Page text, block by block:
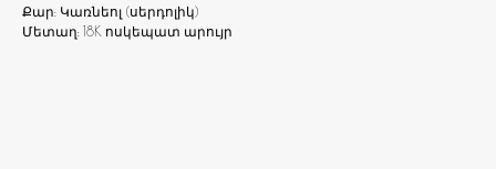
Քար: Կառնեոլ (սերդոլիկ)
Մետաղ: 18K ոսկեպատ արույր